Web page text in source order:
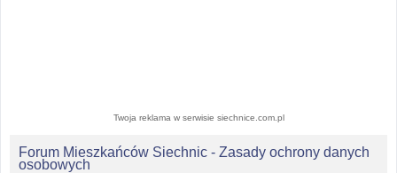
Twoja reklama w serwisie siechnice.com.pl
Forum Mieszkańców Siechnic - Zasady ochrony danych
osobowych